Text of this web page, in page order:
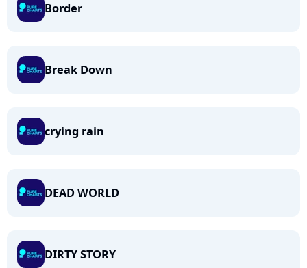
Border
Break Down
crying rain
DEAD WORLD
DIRTY STORY